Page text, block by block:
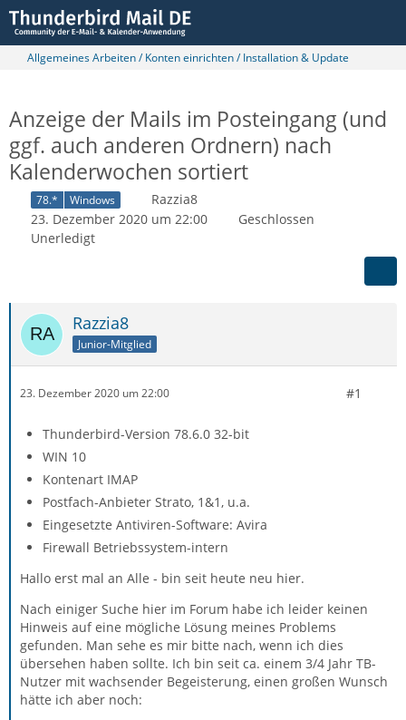
Allgemeines Arbeiten / Konten einrichten / Installation & Update
Anzeige der Mails im Posteingang (und
ggf. auch anderen Ordnern) nach
Kalenderwochen sortiert
78.* Windows
Razzia8
23. Dezember 2020 um 22:00
Geschlossen
Unerledigt
Razzia8
Junior-Mitglied
23. Dezember 2020 um 22:00 #1
Thunderbird-Version 78.6.0 32-bit
WIN 10
Kontenart IMAP
Postfach-Anbieter Strato, 1&1, u.a.
Eingesetzte Antiviren-Software: Avira
Firewall Betriebssystem-intern
Hallo erst mal an Alle - bin seit heute neu hier.
Nach einiger Suche hier im Forum habe ich leider keinen
Hinweis auf eine mögliche Lösung meines Problems
gefunden. Man sehe es mir bitte nach, wenn ich dies
übersehen haben sollte. Ich bin seit ca. einem 3/4 Jahr TB-
Nutzer mit wachsender Begeisterung, einen großen Wunsch
hätte ich aber noch: